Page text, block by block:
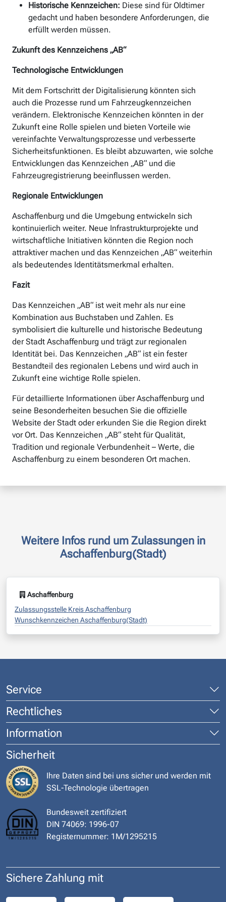
Historische Kennzeichen: Diese sind für Oldtimer
gedacht und haben besondere Anforderungen, die
erfüllt werden müssen.
Zukunft des Kennzeichens „AB“
Technologische Entwicklungen
Mit dem Fortschritt der Digitalisierung könnten sich
auch die Prozesse rund um Fahrzeugkennzeichen
verändern. Elektronische Kennzeichen könnten in der
Zukunft eine Rolle spielen und bieten Vorteile wie
vereinfachte Verwaltungsprozesse und verbesserte
Sicherheitsfunktionen. Es bleibt abzuwarten, wie solche
Entwicklungen das Kennzeichen „AB“ und die
Fahrzeugregistrierung beeinflussen werden.
Regionale Entwicklungen
Aschaffenburg und die Umgebung entwickeln sich
kontinuierlich weiter. Neue Infrastrukturprojekte und
wirtschaftliche Initiativen könnten die Region noch
attraktiver machen und das Kennzeichen „AB“ weiterhin
als bedeutendes Identitätsmerkmal erhalten.
Fazit
Das Kennzeichen „AB“ ist weit mehr als nur eine
Kombination aus Buchstaben und Zahlen. Es
symbolisiert die kulturelle und historische Bedeutung
der Stadt Aschaffenburg und trägt zur regionalen
Identität bei. Das Kennzeichen „AB“ ist ein fester
Bestandteil des regionalen Lebens und wird auch in
Zukunft eine wichtige Rolle spielen.
Für detaillierte Informationen über Aschaffenburg und
seine Besonderheiten besuchen Sie die offizielle
Website der Stadt oder erkunden Sie die Region direkt
vor Ort. Das Kennzeichen „AB“ steht für Qualität,
Tradition und regionale Verbundenheit – Werte, die
Aschaffenburg zu einem besonderen Ort machen.
Weitere Infos rund um Zulassungen in
Aschaffenburg(Stadt)
Aschaffenburg
Zulassungsstelle Kreis Aschaffenburg
Wunschkennzeichen Aschaffenburg(Stadt)
Service
Rechtliches
Information
Sicherheit
Ihre Daten sind bei uns sicher und werden mit
SSL-Technologie übertragen
Bundesweit zertifiziert
DIN 74069: 1996-07
Registernummer: 1M/1295215
Sichere Zahlung mit